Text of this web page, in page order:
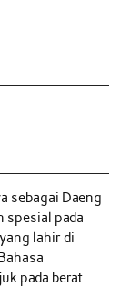
sebagai Daeng
spesial pada
lahir di
pada berat